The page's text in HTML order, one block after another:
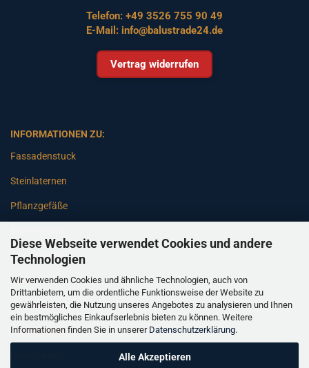
Diese Webseite verwendet Cookies und andere
Technologien
Wir verwenden Cookies und ähnliche Technologien, auch von
Drittanbietern, um die ordentliche Funktionsweise der Website zu
gewährleisten, die Nutzung unseres Angebotes zu analysieren und Ihnen
ein bestmögliches Einkaufserlebnis bieten zu können. Weitere
Informationen finden Sie in unserer Datenschutzerklärung.
Alle Akzeptieren
Telefon: +49 3526 755 90 49
E-Mail: info@balustrade24.de
Vertrag widerrufen
INFORMATIONEN ZU:
Fassadenstuck
Steinlaternen
Pflanzgefäße
Gartenbänke
Pfeiler
Gartenbrunnen
Gartenfiguren